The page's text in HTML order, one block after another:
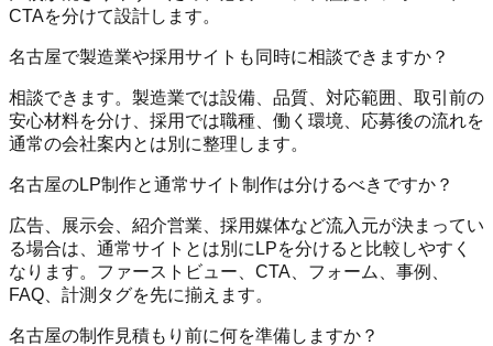
CTAを分けて設計します。
名古屋で製造業や採用サイトも同時に相談できますか？
相談できます。製造業では設備、品質、対応範囲、取引前の
安心材料を分け、採用では職種、働く環境、応募後の流れを
通常の会社案内とは別に整理します。
名古屋のLP制作と通常サイト制作は分けるべきですか？
広告、展示会、紹介営業、採用媒体など流入元が決まってい
る場合は、通常サイトとは別にLPを分けると比較しやすく
なります。ファーストビュー、CTA、フォーム、事例、
FAQ、計測タグを先に揃えます。
名古屋の制作見積もり前に何を準備しますか？